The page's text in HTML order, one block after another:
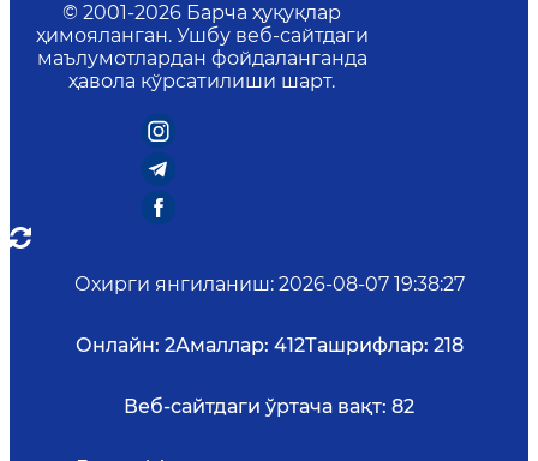
© 2001-2026 Барча ҳуқуқлар
ҳимояланган. Ушбу веб-сайтдаги
маълумотлардан фойдаланганда
ҳавола кўрсатилиши шарт.
Охирги янгиланиш: 2026-08-07 19:38:27
Онлайн: 2Амаллар: 412Ташрифлар: 218
Веб-сайтдаги ўртача вақт: 82